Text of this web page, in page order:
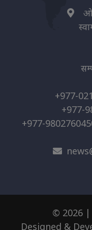
+977-
+977-
+977-
© 2026 |
Designed &